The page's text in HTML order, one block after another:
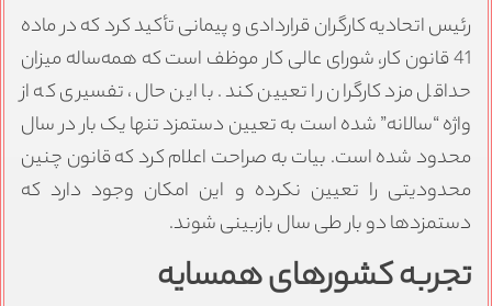
رئیس اتحادیه کارگران قراردادی و پیمانی تأکید کرد که در ماده
41 قانون کار، شورای عالی کار موظف است که همه‌ساله میزان
حداقل مزد کارگران را تعیین کند. با این حال، تفسیری که از
واژه “سالانه” شده است به تعیین دستمزد تنها یک بار در سال
محدود شده است. بیات به صراحت اعلام کرد که قانون چنین
محدودیتی را تعیین نکرده و این امکان وجود دارد که
دستمزدها دو بار طی سال بازبینی شوند.
تجربه کشورهای همسایه